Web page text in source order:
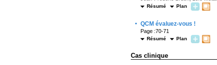
Résumé Plan
· QCM évaluez-vous !
Page :70-71
Résumé Plan
Cas clinique